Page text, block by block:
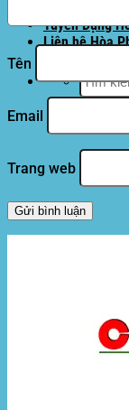
Tuyển Dụng
Liên hệ Hòa
kiếm:
Tên
Email
Trang web